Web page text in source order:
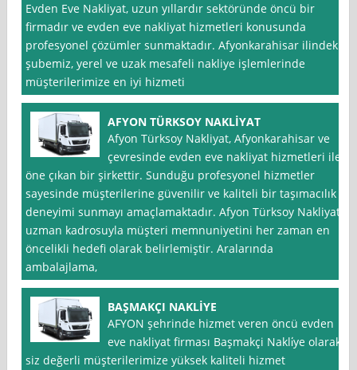
Evden Eve Nakliyat, uzun yıllardır sektöründe öncü bir
firmadır ve evden eve nakliyat hizmetleri konusunda
profesyonel çözümler sunmaktadır. Afyonkarahisar ilindeki
şubemiz, yerel ve uzak mesafeli nakliye işlemlerinde
müşterilerimize en iyi hizmeti
AFYON TÜRKSOY NAKLİYAT
Afyon Türksoy Nakliyat, Afyonkarahisar ve
çevresinde evden eve nakliyat hizmetleri ile
öne çıkan bir şirkettir. Sunduğu profesyonel hizmetler
sayesinde müşterilerine güvenilir ve kaliteli bir taşımacılık
deneyimi sunmayı amaçlamaktadır. Afyon Türksoy Nakliyat,
uzman kadrosuyla müşteri memnuniyetini her zaman en
öncelikli hedefi olarak belirlemiştir. Aralarında
ambalajlama,
BAŞMAKÇI NAKLİYE
AFYON şehrinde hizmet veren öncü evden
eve nakliyat firması Başmakçi Nakli̇ye olarak,
siz değerli müşterilerimize yüksek kaliteli hizmet